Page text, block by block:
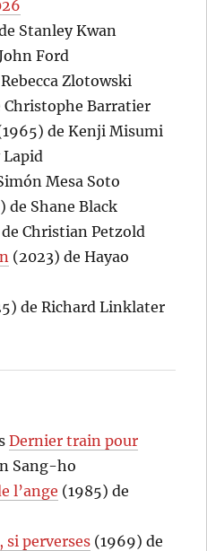
Stanley Kwan
Ford
Zlotowski
Christophe Barratier
de Kenji Misumi
Lapid
Mesa Soto
de Shane Black
Christian Petzold
(2023) de Hayao
de Richard Linklater
Dernier train pour
Sang-ho
l’ange (1985) de
si perverses (1969) de